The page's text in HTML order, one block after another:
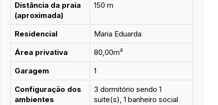
Distância da praia
(aproximada)
150 m
Residencial
Maria Eduarda
Área privativa
80,00m²
Garagem
1
Configuração dos
ambientes
3 dormitório sendo 1
suite(s), 1 banheiro social